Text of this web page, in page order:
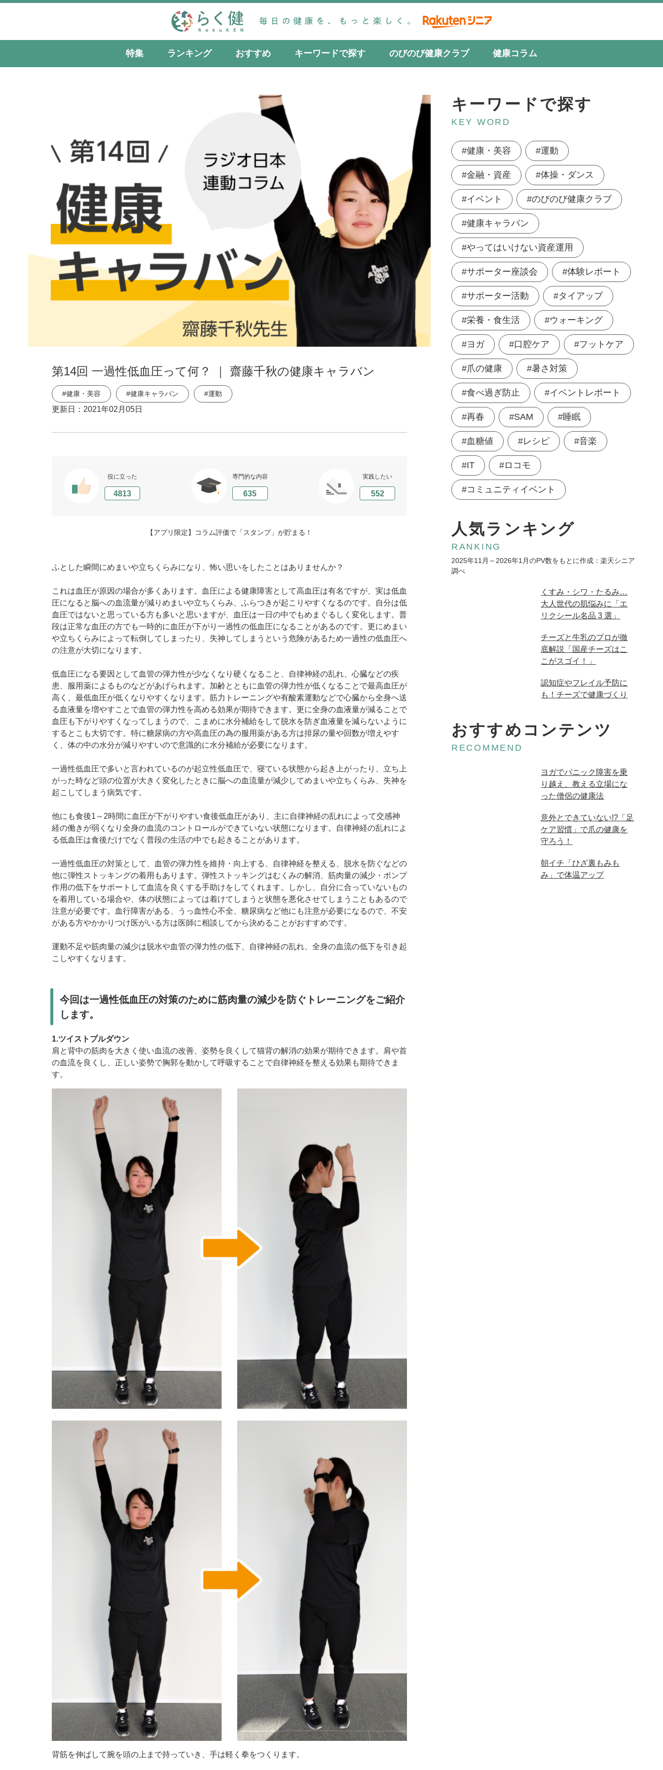
特集 ランキング おすすめ キーワードで探す のびのび健康クラブ 健康コラム
第14回 一過性低血圧って何？ ｜ 齋藤千秋の健康キャラバン
#健康・美容 #健康キャラバン #運動
更新日： 2021年02月05日
役に立った
4813
専門的な内容
635
実践したい
552
【アプリ限定】コラム評価で「スタンプ」が貯まる！
ふとした瞬間にめまいや立ちくらみになり、怖い思いをしたことはありませんか？
これは血圧が原因の場合が多くあります。血圧による健康障害として高血圧は有名ですが、実は低血
圧になると脳への血流量が減りめまいや立ちくらみ、ふらつきが起こりやすくなるのです。自分は低
血圧ではないと思っている方も多いと思いますが、血圧は一日の中でもめまぐるしく変化します。普
段は正常な血圧の方でも一時的に血圧が下がり一過性の低血圧になることがあるのです。更にめまい
や立ちくらみによって転倒してしまったり、失神してしまうという危険があるため一過性の低血圧へ
の注意が大切になります。
低血圧になる要因として血管の弾力性が少なくなり硬くなること、自律神経の乱れ、心臓などの疾
患、服用薬によるものなどがあげられます。加齢とともに血管の弾力性が低くなることで最高血圧が
高く、最低血圧が低くなりやすくなります。筋力トレーニングや有酸素運動などで心臓から全身へ送
る血液量を増やすことで血管の弾力性を高める効果が期待できます。更に全身の血液量が減ることで
血圧も下がりやすくなってしまうので、こまめに水分補給をして脱水を防ぎ血液量を減らないように
するとこも大切です。特に糖尿病の方や高血圧の為の服用薬がある方は排尿の量や回数が増えやす
く、体の中の水分が減りやすいので意識的に水分補給が必要になります。
一過性低血圧で多いと言われているのが起立性低血圧で、寝ている状態から起き上がったり、立ち上
がった時など頭の位置が大きく変化したときに脳への血流量が減少してめまいや立ちくらみ、失神を
起こしてしまう病気です。
他にも食後1～2時間に血圧が下がりやすい食後低血圧があり、主に自律神経の乱れによって交感神
経の働きが弱くなり全身の血流のコントロールができていない状態になります。自律神経の乱れによ
る低血圧は食後だけでなく普段の生活の中でも起きることがあります。
一過性低血圧の対策として、血管の弾力性を維持・向上する、自律神経を整える、脱水を防ぐなどの
他に弾性ストッキングの着用もあります。弾性ストッキングはむくみの解消、筋肉量の減少・ポンプ
作用の低下をサポートして血流を良くする手助けをしてくれます。しかし、自分に合っていないもの
を着用している場合や、体の状態によっては着けてしまうと状態を悪化させてしまうこともあるので
注意が必要です。血行障害がある、うっ血性心不全、糖尿病など他にも注意が必要になるので、不安
がある方やかかりつけ医がいる方は医師に相談してから決めることがおすすめです。
運動不足や筋肉量の減少は脱水や血管の弾力性の低下、自律神経の乱れ、全身の血流の低下を引き起
こしやすくなります。
今回は一過性低血圧の対策のために筋肉量の減少を防ぐトレーニングをご紹介
します。
1.ツイストプルダウン
肩と背中の筋肉を大きく使い血流の改善、姿勢を良くして猫背の解消の効果が期待できます。肩や首
の血流を良くし、正しい姿勢で胸郭を動かして呼吸することで自律神経を整える効果も期待できま
す。
背筋を伸ばして腕を頭の上まで持っていき、手は軽く拳をつくります。
キーワードで探す
KEY WORD
#健康・美容 #運動
#金融・資産 #体操・ダンス
#イベント #のびのび健康クラブ
#健康キャラバン
#やってはいけない資産運用
#サポーター座談会 #体験レポート
#サポーター活動 #タイアップ
#栄養・食生活 #ウォーキング
#ヨガ #口腔ケア #フットケア
#爪の健康 #暑さ対策
#食べ過ぎ防止 #イベントレポート
#再春 #SAM #睡眠
#血糖値 #レシピ #音楽
#IT #ロコモ
#コミュニティイベント
人気ランキング
RANKING
2025年11月～2026年1月のPV数をもとに作成：楽天シニア
調べ
くすみ・シワ・たるみ…
大人世代の肌悩みに「エ
リクシール名品 3 選」
チーズと牛乳のプロが徹
底解説「国産チーズはこ
こがスゴイ！」
認知症やフレイル予防に
も！チーズで健康づくり
おすすめコンテンツ
RECOMMEND
ヨガでパニック障害を乗
り越え、教える立場にな
った僧侶の健康法
意外とできていない!?「足
ケア習慣」で爪の健康を
守ろう！
朝イチ「ひざ裏もみも
み」で体温アップ